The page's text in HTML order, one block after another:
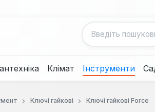
Клімат Інструменти
Ключі гайкові Ключі гайкові Force